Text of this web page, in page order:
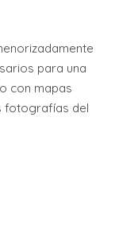
para una
con mapas
fotografías del